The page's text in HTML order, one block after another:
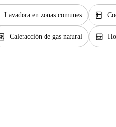
Lavadora en zonas comunes kitchen
Calefacción de gas natural oven_gen